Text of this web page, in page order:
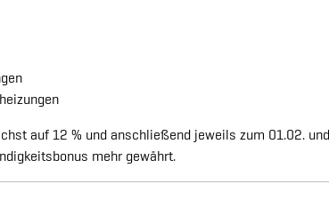
auf 12 % und anschließend jeweils zum 01.02.
mehr gewährt.